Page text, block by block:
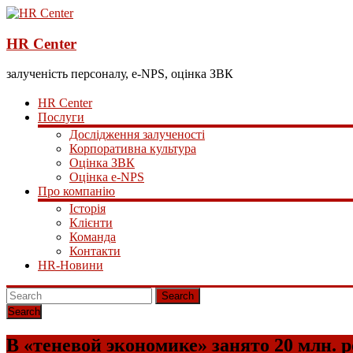
HR Center
залученість персоналу, e-NPS, оцінка ЗВК
HR Center
Послуги
Дослідження залученості
Корпоративна культура
Оцінка ЗВК
Оцінка e-NPS
Про компанію
Історія
Клієнти
Команда
Контакти
HR-Новини
Search
В «теневой экономике» занято 20 млн.